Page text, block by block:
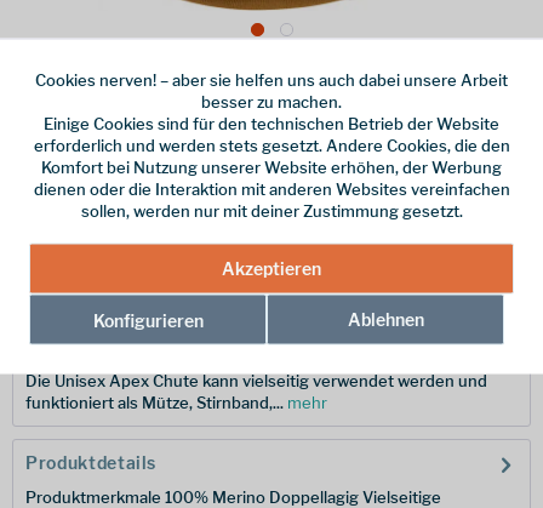
Dieser Artikel steht derzeit nicht zur Verfügung!
35,95 € *
inkl. MwSt.zzgl. Versandkosten
Merken
103458556OS
Beschreibung
Die Unisex Apex Chute kann vielseitig verwendet werden und
funktioniert als Mütze, Stirnband,... mehr
Produktdetails
Produktmerkmale 100% Merino Doppellagig Vielseitige
Cookies nerven! – aber sie helfen uns auch dabei unsere Arbeit
besser zu machen.
Einige Cookies sind für den technischen Betrieb der Website
erforderlich und werden stets gesetzt. Andere Cookies, die den
Komfort bei Nutzung unserer Website erhöhen, der Werbung
dienen oder die Interaktion mit anderen Websites vereinfachen
sollen, werden nur mit deiner Zustimmung gesetzt.
Akzeptieren
Konfigurieren Ablehnen